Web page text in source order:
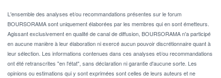
L'ensemble des analyses et/ou recommandations présentes sur le forum
BOURSORAMA sont uniquement élaborées par les membres qui en sont émetteurs.
Agissant exclusivement en qualité de canal de diffusion, BOURSORAMA n'a participé
en aucune manière à leur élaboration ni exercé aucun pouvoir discrétionnaire quant à
leur sélection. Les informations contenues dans ces analyses et/ou recommandations
ont été retranscrites "en l'état", sans déclaration ni garantie d'aucune sorte. Les
opinions ou estimations qui y sont exprimées sont celles de leurs auteurs et ne